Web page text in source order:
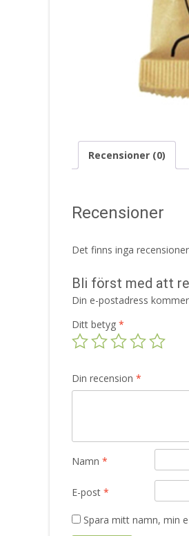
Recensioner (0)
Recensioner
Det finns inga
Bli först med att
Din e-postadress
Ditt betyg *
Din recension *
Namn *
E-post *
Spara mitt namn, min